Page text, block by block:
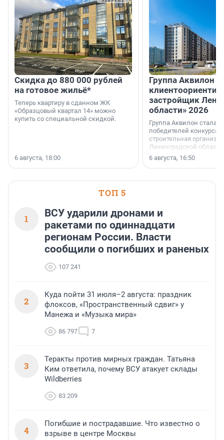
Скидка до 880 000 рублей
на готовое жильё*
Теперь квартиру в сданном ЖК
«Образцовый квартал 14» можно
купить со специальной скидкой.
6 августа, 18:00
Группа Аквилон
застройщик
области» 2026
Группа Аквилон стала
победителей конкурса
строительная
Ленинградской области
номинации «Самый
застройщик
6 августа, 16:50
ТОП 5
1
ВСУ ударили дронами и
ракетами по одиннадцати
регионам России. Власти
сообщили о погибших и раненых
107 241
2
Куда пойти 31 июля–2 августа: праздник
флоксов, «Пространственный сдвиг» у
Манежа и «Музыка мира»
86 797 7
3
Теракты против мирных граждан. Татьяна
Ким ответила, почему ВСУ атакует склады
Wildberries
83 209
4
Погибшие и пострадавшие. Что известно о
взрыве в центре Москвы